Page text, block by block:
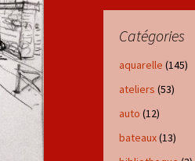
Catégories
aquarelle (145)
ateliers (53)
auto (12)
bateaux(13)